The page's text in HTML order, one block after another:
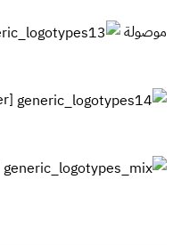
موصولة
[divider] [/divider]